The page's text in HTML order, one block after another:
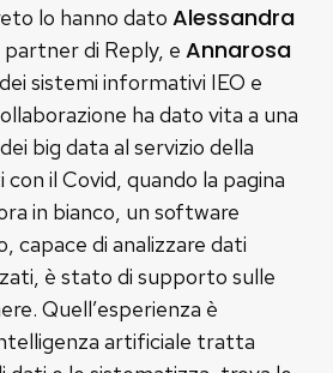
lo hanno dato Alessandra
di Reply, e Annarosa
sistemi informativi IEO e
ha dato vita a una
big data al servizio della
il Covid, quando la pagina
in bianco, un software
capace di analizzare dati
è stato di supporto sulle
Quell’esperienza è
artificiale tratta